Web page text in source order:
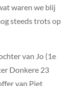
waren we blij
steeds trots op
van Jo (1e
Donkere 23
van Piet